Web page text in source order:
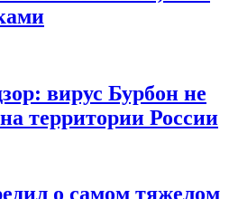
вирус Бурбон не
территории России
о самом тяжелом